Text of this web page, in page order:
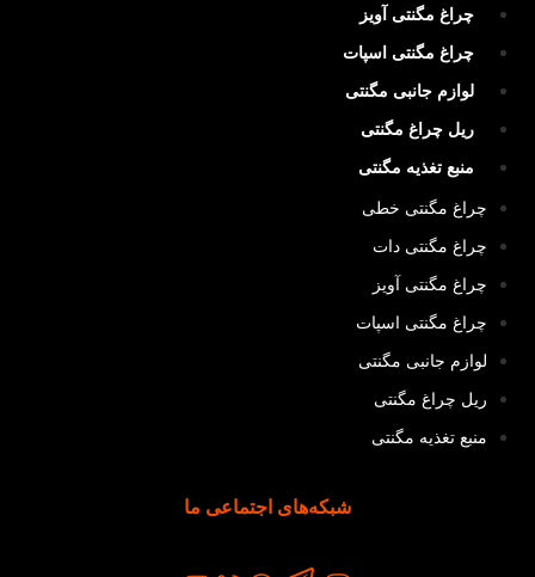
چراغ مگنتی آویز
چراغ مگنتی اسپات
لوازم جانبی مگنتی
ریل چراغ مگنتی
منبع تغذیه مگنتی
چراغ مگنتی خطی
چراغ مگنتی دات
چراغ مگنتی آویز
چراغ مگنتی اسپات
لوازم جانبی مگنتی
ریل چراغ مگنتی
منبع تغذیه مگنتی
شبکه‌های اجتماعی ما